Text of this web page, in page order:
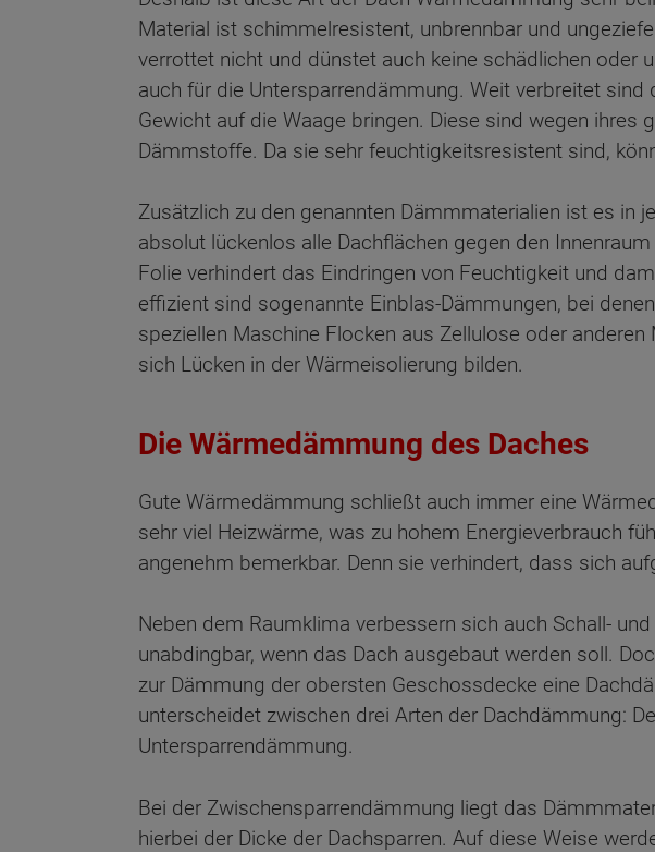
Material ist schimmelresistent, unbrennbar und
verrottet nicht und dünstet auch keine schädlichen oder
auch für die Untersparrendämmung. Weit verbreitet
Gewicht auf die Waage bringen. Diese sind wegen
Dämmstoffe. Da sie sehr feuchtigkeitsresistent sind,
Zusätzlich zu den genannten Dämmmaterialien ist es in
absolut lückenlos alle Dachflächen gegen den
Folie verhindert das Eindringen von Feuchtigkeit und
effizient sind sogenannte Einblas-Dämmungen, bei
speziellen Maschine Flocken aus Zellulose oder
sich Lücken in der Wärmeisolierung bilden.
Die Wärmedämmung des Daches
Gute Wärmedämmung schließt auch immer eine
sehr viel Heizwärme, was zu hohem Energieverbrauch
angenehm bemerkbar. Denn sie verhindert, dass sich
Neben dem Raumklima verbessern sich auch Schall-
unabdingbar, wenn das Dach ausgebaut werden soll.
zur Dämmung der obersten Geschossdecke eine
unterscheidet zwischen drei Arten der Dachdämmung:
Untersparrendämmung.
Bei der Zwischensparrendämmung liegt das
hierbei der Dicke der Dachsparren. Auf diese Weise